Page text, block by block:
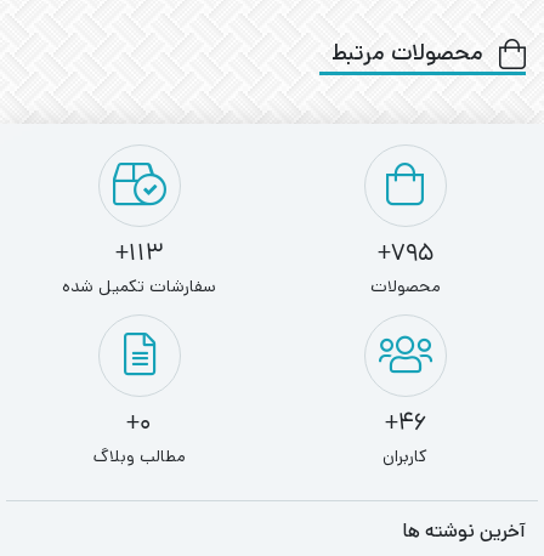
محصولات مرتبط
795+
محصولات
113+
سفارشات تکمیل شده
46+
کاربران
0+
مطالب وبلاگ
آخرین نوشته ها